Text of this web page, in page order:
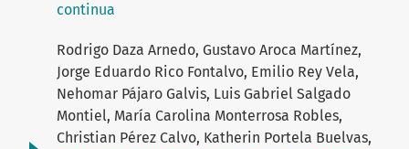
continua
Rodrigo Daza Arnedo, Gustavo Aroca Martínez,
Jorge Eduardo Rico Fontalvo, Emilio Rey Vela,
Nehomar Pájaro Galvis, Luis Gabriel Salgado
Montiel, María Carolina Monterrosa Robles,
Christian Pérez Calvo, Katherin Portela Buelvas,